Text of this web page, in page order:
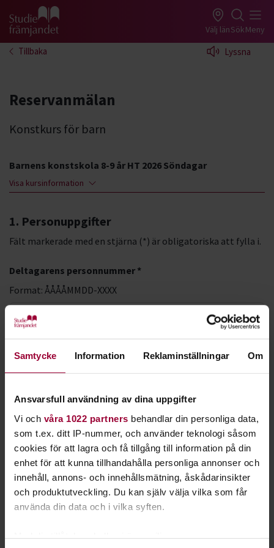
Samtycke Information Reklaminställningar Om
Ansvarsfull användning av dina uppgifter
Vi och våra 1022 partners behandlar din personliga data,
som t.ex. ditt IP-nummer, och använder teknologi såsom
cookies för att lagra och få tillgång till information på din
enhet för att kunna tillhandahålla personliga annonser och
innehåll, annons- och innehållsmätning, åskådarinsikter
och produktutveckling. Du kan själv välja vilka som får
använda din data och i vilka syften.
Gå till studiefrämjandets startsida Välj länSökMeny
Tillbaka Lyssna
Reservanmälan
Konstkurs för barn
Barnens konstskola 8-9 år HT 2026 Söndagar
Visa kursinformation
1. Personuppgifter
Fält markerade med en stjärna (*) är obligatoriska att fylla i.
Deltagarens personnummer *
Format: ÅÅÅÅMMDD-XXXX
Förnamn *
Efternamn *
E-postadress *